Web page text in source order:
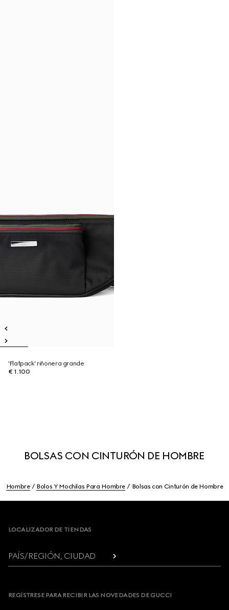
'Flatpack' riñonera grande
€ 1.100
BOLSAS CON CINTURÓN DE HOMBRE
Hombre Bolos Y Mochilas Para Hombre Bolsas con Cinturón de Hombre
LOCALIZADOR DE TIENDAS
PAÍS/REGIÓN, CIUDAD
REGÍSTRESE PARA RECIBIR LAS NOVEDADES DE GUCCI